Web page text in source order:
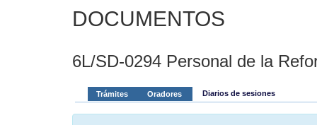
DOCUMENTOS
6L/SD-0294 Personal de la
Trámites Oradores Diarios de sesiones